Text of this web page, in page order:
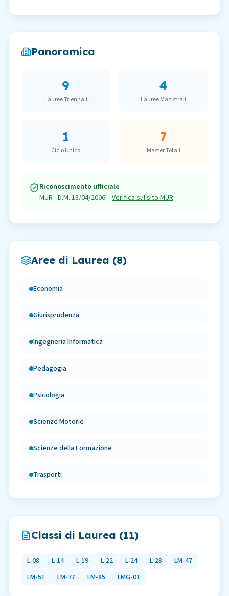
Panoramica
9
Lauree Triennali
4
Lauree Magistrali
1
Ciclo Unico
7
Master Totali
Riconoscimento ufficiale
MUR - D.M. 13/04/2006–Verifica sul sito MUR
Aree di Laurea (8)
Economia
Giurisprudenza
Ingegneria Informatica
Pedagogia
Psicologia
Scienze Motorie
Scienze della Formazione
Trasporti
Classi di Laurea (11)
L-08 L-14 L-19 L-22 L-24 L-28
LM-47
LM-51
LM-77 LM-85 LMG-01